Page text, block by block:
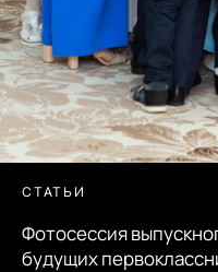
СТАТЬИ
Фотосессия
будущих